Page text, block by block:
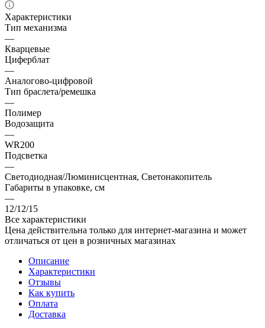
Характеристики
Тип механизма
—
Кварцевые
Циферблат
—
Аналогово-цифровой
Тип браслета/ремешка
—
Полимер
Водозащита
—
WR200
Подсветка
—
Светодиодная/Люминисцентная, Светонакопитель
Габариты в упаковке, см
—
12/12/15
Все характеристики
Цена действительна только для интернет-магазина и может
отличаться от цен в розничных магазинах
Описание
Характеристики
Отзывы
Как купить
Оплата
Доставка